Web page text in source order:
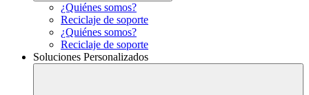
¿Quiénes somos?
Reciclaje de soporte
¿Quiénes somos?
Reciclaje de soporte
Soluciones Personalizados